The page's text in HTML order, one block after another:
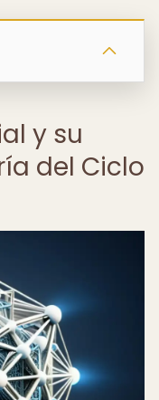
y su
del Ciclo